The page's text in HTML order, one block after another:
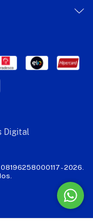
Digital
- 2026.